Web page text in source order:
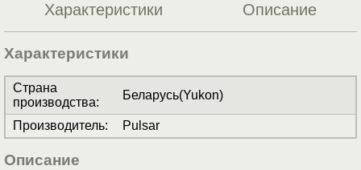
Характеристики Описание
Характеристики
Страна
производства:
Беларусь(Yukon)
Производитель: Pulsar
Описание